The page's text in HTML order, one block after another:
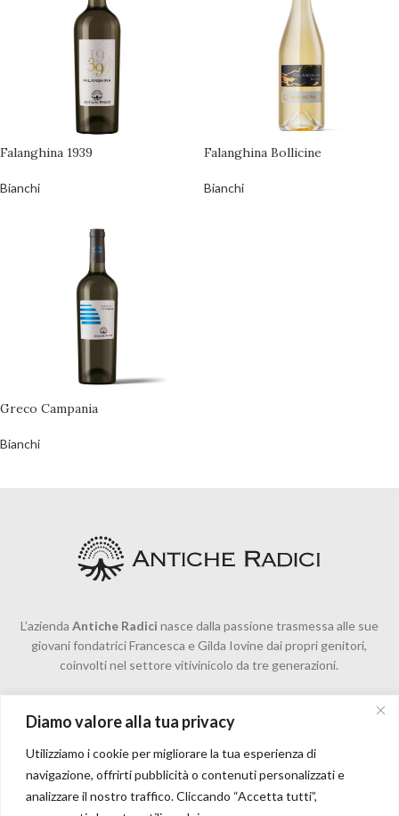
Diamo valore alla tua privacy
Utilizziamo i cookie per migliorare la tua esperienza di
navigazione, offrirti pubblicità o contenuti personalizzati e
analizzare il nostro traffico. Cliccando “Accetta tutti”,
Falanghina 1939
Bianchi
Falanghina Bollicine
Bianchi
Greco Campania
Bianchi
L’azienda Antiche Radici nasce dalla passione trasmessa alle sue
giovani fondatrici Francesca e Gilda Iovine dai propri genitori,
coinvolti nel settore vitivinicolo da tre generazioni.
HOMEAZIENDAVINIBLOG
PRIVACY